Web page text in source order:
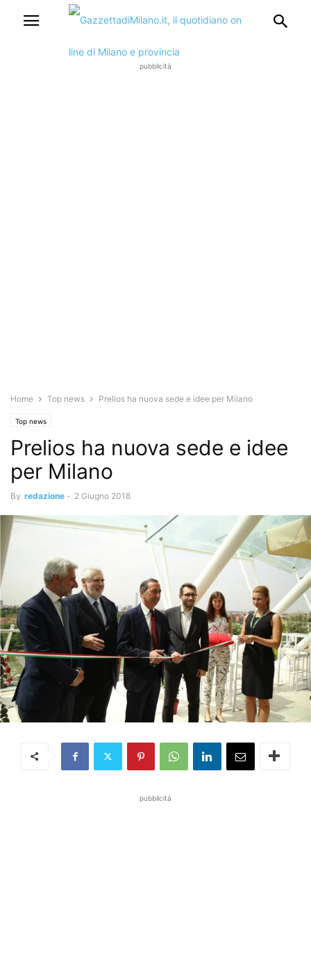
pubblicità
Home Top news Prelios ha nuova sede e idee per Milano
Top news
Prelios ha nuova sede e idee
per Milano
By redazione - 2 Giugno 2018
pubblicità